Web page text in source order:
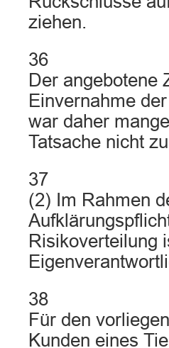
ziehen.
36
Der angebotene
Einvernahme
war daher
Tatsache nicht
37
(2) Im Rahmen
Risikoverteilung
38
Für den
Kunden eines